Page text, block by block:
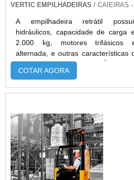
VERTIC EMPILHADEIRAS / CAIEIRAS
A empilhadeira retrátil
hidráulicos, capacidade de carga
2.000 kg, motores trifásicos
alternada, e outras características
beneficiam o comprados. É
aparelho em pequenos
logísticos. Este equipamento não
para a empresa. Os benefícios na
COTAR AGORA